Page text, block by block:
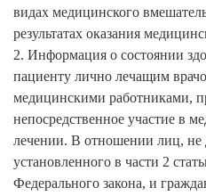
видах медицинского
результатах оказания
2. Информация о состоянии
пациенту лично лечащим
медицинскими работниками,
непосредственное участие в
лечении. В отношении лиц, не
установленного в части 2
Федерального закона, и